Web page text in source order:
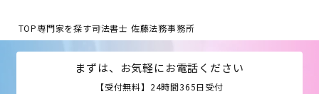
TOP専門家を探す司法書士 佐藤法務事務所
まずは、お気軽にお電話ください
【受付無料】24時間365日受付